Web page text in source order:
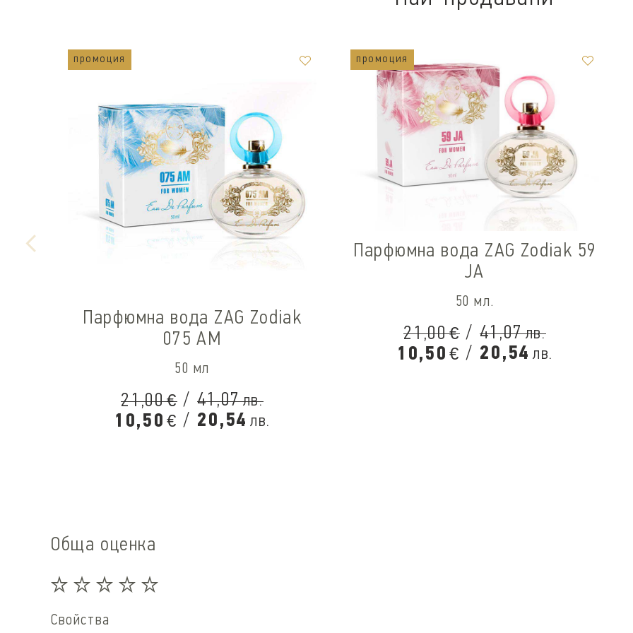
промоция
Парфюмна вода ZAG Zodiak
075 AM
50 мл
21,00€ / 41,07лв.
10,50 € / 20,54 лв.
промоция
Парфюмна вода ZAG Zodiak 59
JA
50 мл.
21,00€ / 41,07лв.
10,50 € / 20,54 лв.
Обща оценка
Свойства